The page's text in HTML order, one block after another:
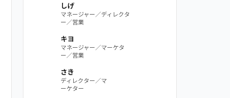
しげ
マネージャー／ディレクタ
ー／営業
キヨ
マネージャー／マーケタ
ー／営業
さき
ディレクター／マ
ーケター